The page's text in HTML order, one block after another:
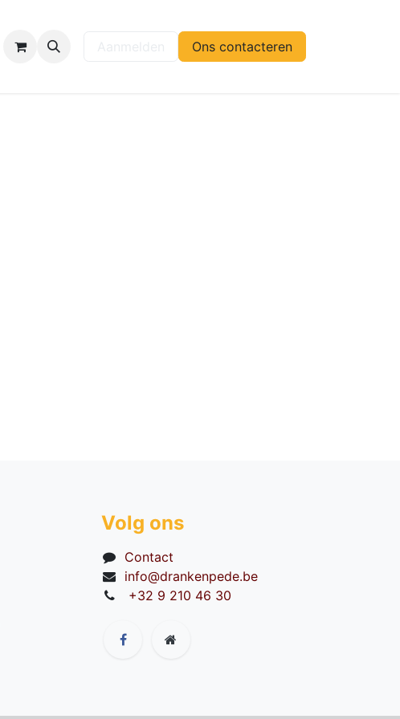
Help Ons contacteren
Volg ons
Contact
info@drankenpede.be
+32 9 210 46 30